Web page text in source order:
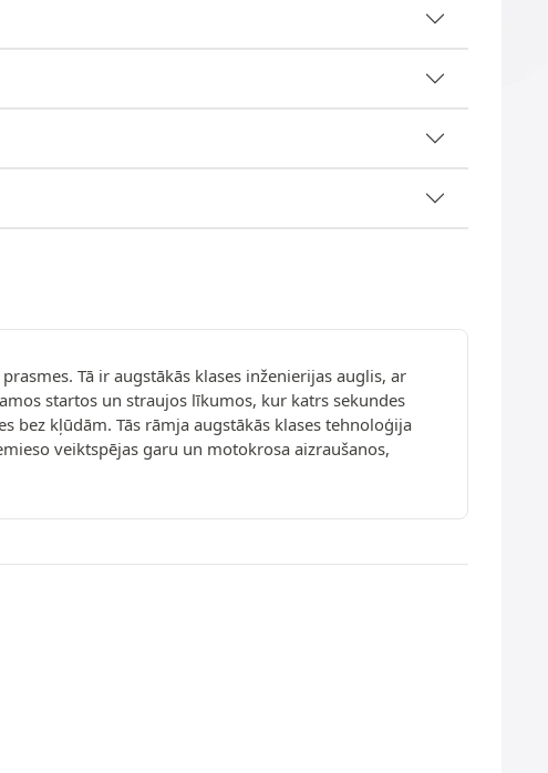
Tā ir augstākās klases inženierijas auglis, ar
startos un straujos līkumos, kur katrs sekundes
kļūdām. Tās rāmja augstākās klases tehnoloģija
veiktspējas garu un motokrosa aizraušanos,